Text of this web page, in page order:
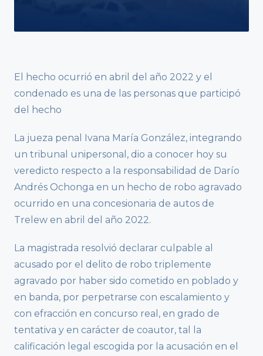
El hecho ocurrió en abril del año 2022 y el
condenado es una de las personas que participó
del hecho
La jueza penal Ivana María González, integrando
un tribunal unipersonal, dio a conocer hoy su
veredicto respecto a la responsabilidad de Darío
Andrés Ochonga en un hecho de robo agravado
ocurrido en una concesionaria de autos de
Trelew en abril del año 2022.
La magistrada resolvió declarar culpable al
acusado por el delito de robo triplemente
agravado por haber sido cometido en poblado y
en banda, por perpetrarse con escalamiento y
con efracción en concurso real, en grado de
tentativa y en carácter de coautor, tal la
calificación legal escogida por la acusación en el